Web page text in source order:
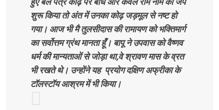
शुरू किया तो अंत में उनका कोढ़ जड़मूल से नष्ट हो
गया। आज भी मै तुलसीदास की रामायण को भक्तिमार्ग
का सर्वोत्तम ग्रंथ मानता हूँ। बापू ने उपवास को वैष्णव
धर्म की मान्यताओं से जोड़ा था,वे श्रावण मास के व्रत
भी रखते थे। उन्होंने यह प्रयोग दक्षिण अफ्रीका के
टॉलस्टॉय आश्रम में भी किया।